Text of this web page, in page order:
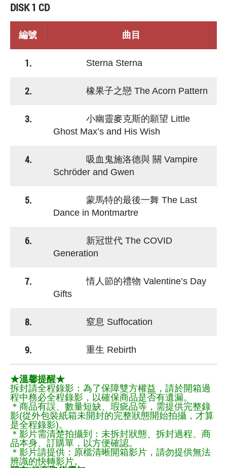
DISK 1 CD
編號 曲目
1. Sterna Sterna
2. 橡果子之戀 The Acorn Pattern
3.
小幽靈麥克斯的願望 Little
Ghost Max’s and His Wish
4.
吸血鬼施洛德與 關 Vampire
Schröder and Gwen
5.
蒙馬特的最後一舞 The Last
Dance in Montmartre
6.
新冠世代 The COVID
Generation
7.
情人節的禮物 Valentine’s Day
Gifts
8. 窒息 Suffocation
9. 重生 Rebirth
★溫馨提醒★
拆封請全程錄影：為了保障雙方權益，請於開箱過
程中務必全程錄影，以確保商品是否有遺漏。
＊商品有誤、數量短缺、瑕疵品等，需提供完整錄
影(從外包裝紙箱未開封的完整狀態開始拍攝，才算
是全程錄影)。
＊影片需清楚拍攝到：未拆封狀態、拆封過程、商
品本身、訂購單，以方便確認。
＊影片請提供：原檔清晰開箱影片，請勿提供無法
辨識的快轉影片。